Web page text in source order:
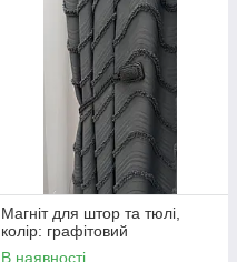
Магніт для штор та тюлі,
колір: графітовий
В наявності